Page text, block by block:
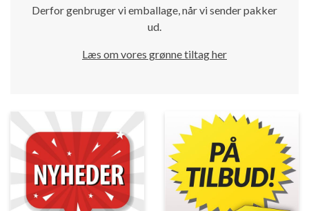
Derfor genbruger vi emballage, når vi sender pakker
ud.
Læs om vores grønne tiltag her